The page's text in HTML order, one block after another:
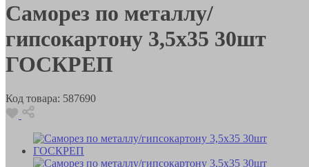
Саморез по металлу/
гипсокартону 3,5х35 30шт
ГОСКРЕП
Код товара: 587690